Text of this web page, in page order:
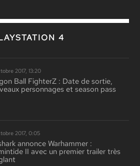
4
2017, 13:20
Ball FighterZ : Date de sortie,
personnages et season pass
2017, 0:05
annonce Warhammer :
II avec un premier trailer très